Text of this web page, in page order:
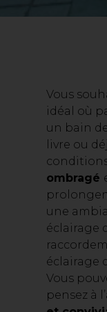
Vous
idéal où
un bain
livre ou
ombragé
une
éclairage
éclairage
Vous
pensez à